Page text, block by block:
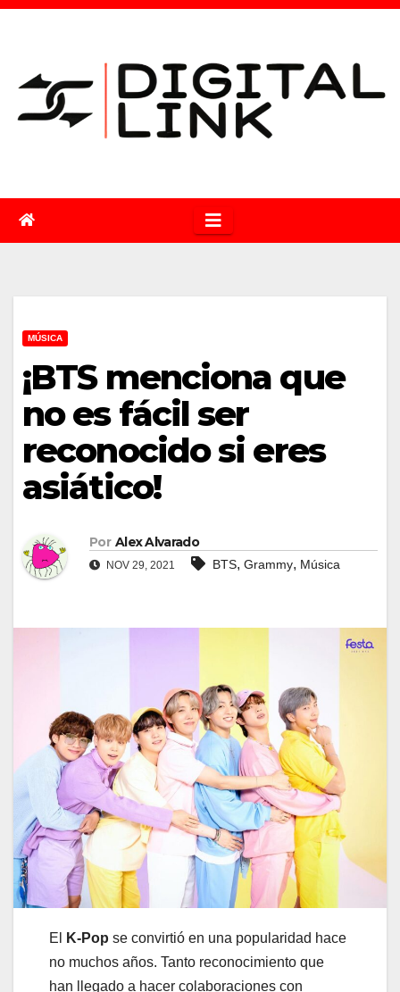
Saltar
MÚSICA
¡BTS menciona que
no es fácil ser
reconocido si eres
asiático!
Por Alex Alvarado
NOV 29, 2021 BTS, Grammy, Música
El K-Pop se convirtió en una popularidad hace
no muchos años. Tanto reconocimiento que
han llegado a hacer colaboraciones con